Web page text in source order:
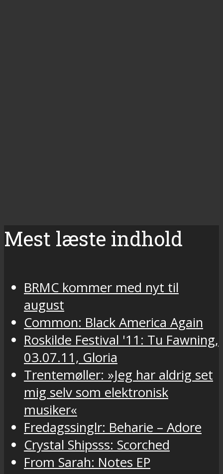
Mest læste indhold
BRMC kommer med nyt til
august
Common: Black America Again
Roskilde Festival '11: Tu Fawning,
03.07.11, Gloria
Trentemøller: »Jeg har aldrig set
mig selv som elektronisk
musiker«
Fredagssinglr: Beharie – Adore
Crystal Shipsss: Scorched
From Sarah: Notes EP